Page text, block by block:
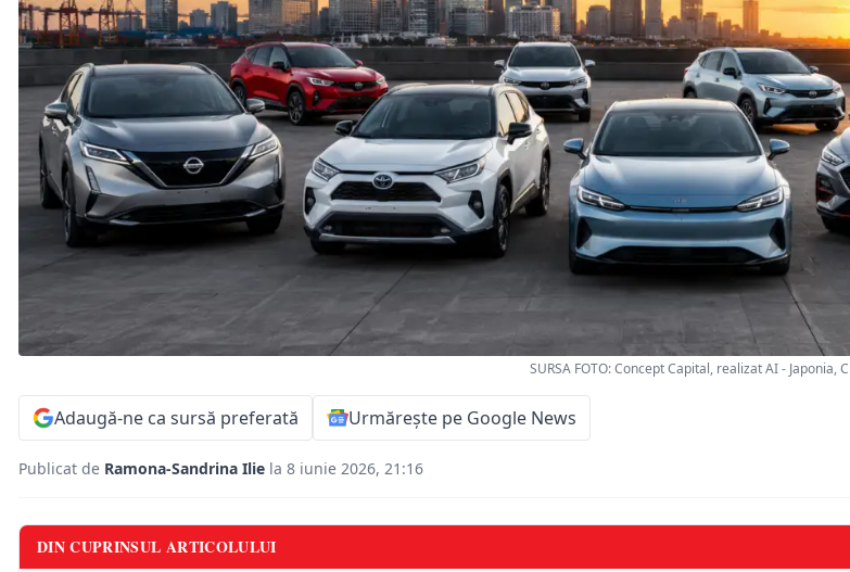
SURSA FOTO: Concept Capital, realizat AI -
Adaugă-ne ca sursă preferată Urmărește pe Google News
Publicat de Ramona-Sandrina Ilie la 8 iunie 2026, 21:16
DIN CUPRINSUL ARTICOLULUI